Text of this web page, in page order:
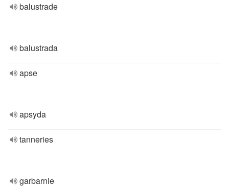
balustrade
balustrada
apse
apsyda
tanneries
garbarnie